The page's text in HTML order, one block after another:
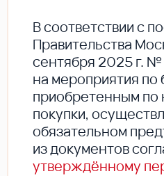
В соответствии с
Правительства
сентября 2025 г.
на мероприятия по
приобретенным по
покупки,
обязательном
из документов
утверждённому